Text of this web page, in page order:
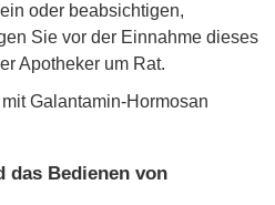
oder beabsichtigen,
Sie vor der Einnahme dieses
Apotheker um Rat.
Galantamin-Hormosan
das Bedienen von